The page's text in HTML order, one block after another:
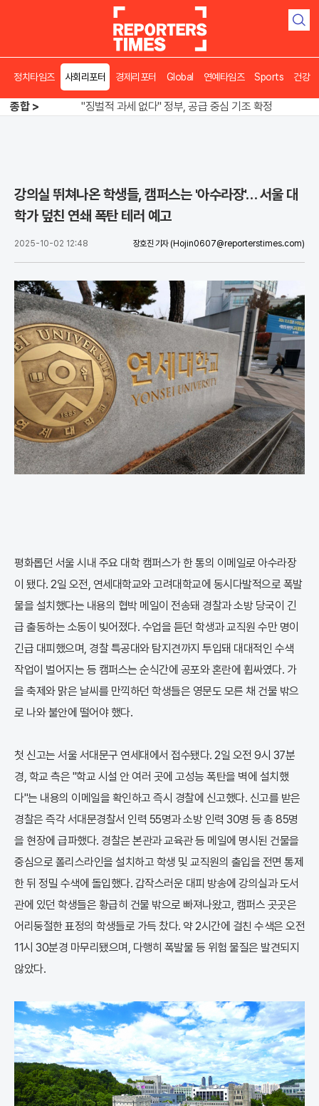
검
정치타임즈 사회리포터 경제리포터 Global 연예타임즈 Sports 건강
종합 >
오뚜기·비비고 면 전쟁, 폭염 특수에 매출 껑충
"징벌적 과세 없다" 정부, 공급 중심 기조 확정
강의실 뛰쳐나온 학생들, 캠퍼스는 '아수라장'… 서울 대
학가 덮친 연쇄 폭탄 테러 예고
2025-10-02 12:48 장호진 기자 (Hojin0607@reporterstimes.com)
평화롭던 서울 시내 주요 대학 캠퍼스가 한 통의 이메일로 아수라장
이 됐다. 2일 오전, 연세대학교와 고려대학교에 동시다발적으로 폭발
물을 설치했다는 내용의 협박 메일이 전송돼 경찰과 소방 당국이 긴
급 출동하는 소동이 빚어졌다. 수업을 듣던 학생과 교직원 수만 명이
긴급 대피했으며, 경찰 특공대와 탐지견까지 투입돼 대대적인 수색
작업이 벌어지는 등 캠퍼스는 순식간에 공포와 혼란에 휩싸였다. 가
을 축제와 맑은 날씨를 만끽하던 학생들은 영문도 모른 채 건물 밖으
로 나와 불안에 떨어야 했다.
첫 신고는 서울 서대문구 연세대에서 접수됐다. 2일 오전 9시 37분
경, 학교 측은 "학교 시설 안 여러 곳에 고성능 폭탄을 벽에 설치했
다"는 내용의 이메일을 확인하고 즉시 경찰에 신고했다. 신고를 받은
경찰은 즉각 서대문경찰서 인력 55명과 소방 인력 30명 등 총 85명
을 현장에 급파했다. 경찰은 본관과 교육관 등 메일에 명시된 건물을
중심으로 폴리스라인을 설치하고 학생 및 교직원의 출입을 전면 통제
한 뒤 정밀 수색에 돌입했다. 갑작스러운 대피 방송에 강의실과 도서
관에 있던 학생들은 황급히 건물 밖으로 빠져나왔고, 캠퍼스 곳곳은
어리둥절한 표정의 학생들로 가득 찼다. 약 2시간에 걸친 수색은 오전
11시 30분경 마무리됐으며, 다행히 폭발물 등 위험 물질은 발견되지
않았다.